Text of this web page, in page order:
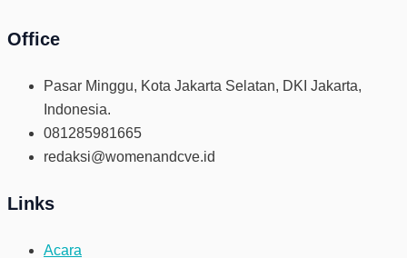
Office
Pasar Minggu, Kota Jakarta Selatan, DKI Jakarta,
Indonesia.
081285981665
redaksi@womenandcve.id
Links
Acara